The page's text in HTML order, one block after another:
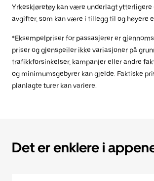
Yrkeskjøretøy kan være underlagt
avgifter, som kan være i tillegg til og høyere
*Eksempelpriser for passasjerer er
priser og gjenspeiler ikke variasjoner på
trafikkforsinkelser, kampanjer eller andre
og minimumsgebyrer kan gjelde. Faktiske
planlagte turer kan variere.
Det er enklere i